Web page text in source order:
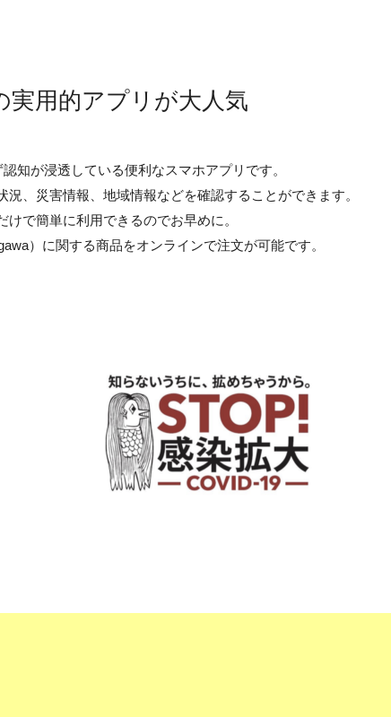
実用的アプリが大人気
知が浸透している便利なスマホアプリです。
、災害情報、地域情報などを確認することができます。
で簡単に利用できるのでお早めに。
）に関する商品をオンラインで注文が可能です。